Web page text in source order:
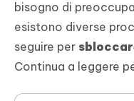
bisogno di
esistono diverse
seguire per
Continua a leggere